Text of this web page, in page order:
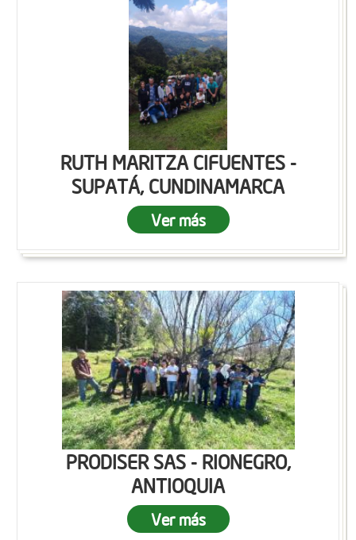
RUTH MARITZA CIFUENTES -
SUPATÁ, CUNDINAMARCA
Ver más
PRODISER SAS - RIONEGRO,
ANTIOQUIA
Ver más